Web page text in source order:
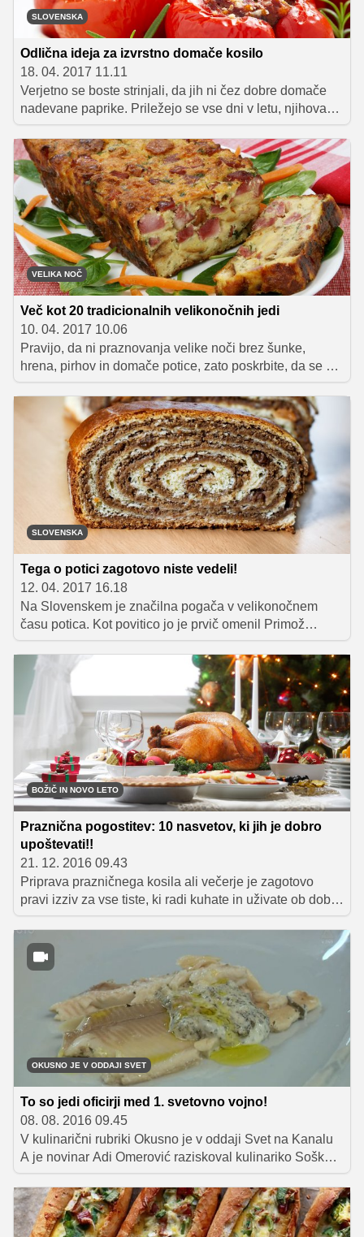
SLOVENSKA
Odlična ideja za izvrstno domače kosilo
18. 04. 2017 11.11
Verjetno se boste strinjali, da jih ni čez dobre domače
nadevane paprike. Priležejo se vse dni v letu, njihova
priprava je hitra in preprosta, pri nadevu pa se tudi lahko
poigramo s sestavinami, ki so nam na voljo v shrambi in
hladilniku. Tokrat vam ne predstavljamo recept za tiste
klasične, z mletim mesom in rižem nadevane paprike,
ampak smo se malce poigrali in v nadev za svežino
dodali skuto, riž zamenjali s piro, pripravili pa smo tudi
zelo okusno smetanovo omako, ki jo boste z veseljem
pomazali do zadnje kapljice. Vam je ideja všeč? Berite
dalje ...
VELIKA NOČ
Več kot 20 tradicionalnih velikonočnih jedi
10. 04. 2017 10.06
Pravijo, da ni praznovanja velike noči brez šunke,
hrena, pirhov in domače potice, zato poskrbite, da se bo
vaša miza letos šibila pod slastnimi velikonočnimi
SLOVENSKA
Tega o potici zagotovo niste vedeli!
12. 04. 2017 16.18
Na Slovenskem je značilna pogača v velikonočnem
času potica. Kot povitico jo je prvič omenil Primož
Trubar leta 1575, prvi recept zanjo pa je zapisal Janez
Vajkard Valvasor v Slavi vojvodine Kranjske iz leta
1689. Polžasto zvita potica, nadevana z orehi in
medom, je bila v 17. stoletju značilna božična jed, za
druge praznične priložnosti pa je imela v tistem času
sirov nadev.
BOŽIČ IN NOVO LETO
Praznična pogostitev: 10 nasvetov, ki jih je dobro
upoštevati!!
21. 12. 2016 09.43
Priprava prazničnega kosila ali večerje je zagotovo
pravi izziv za vse tiste, ki radi kuhate in uživate ob dobri
hrani ter pijači. Upoštevajte naše nasvete in zagotovo
OKUSNO JE V ODDAJI SVET
To so jedi oficirji med 1. svetovno vojno!
08. 08. 2016 09.45
V kulinarični rubriki Okusno je v oddaji Svet na Kanalu
A je novinar Adi Omerović raziskoval kulinariko Soške
fronte. Med drugim je izvedel, da je bila priljubljena
malica oficirjev na senu pečena postrv, nadevana in
postrežena z zmesjo kisle smetane in kislice.